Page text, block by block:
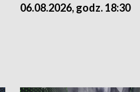
06.08.2026, godz. 18:30